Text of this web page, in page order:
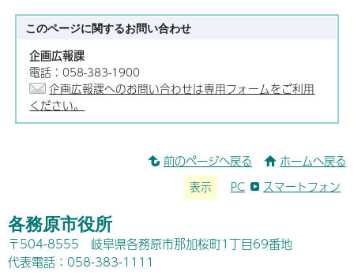
このページに関するお問い合わせ
企画広報課
電話：058-383-1900
企画広報課へのお問い合わせは専用フォームをご利用
ください。
前のページへ戻る ホームへ戻る
表示 PC スマートフォン
各務原市役所
〒504-8555 岐阜県各務原市那加桜町1丁目69番地
代表電話：058-383-1111